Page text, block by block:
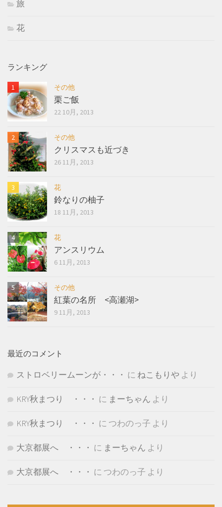
旅
花
ランキング
その他
栗ご飯
22 10月, 2013
その他
クリスマスも近づき
26 11月, 2013
花
鈴なりの柚子
18 11月, 2013
花
アンスリウム
6 11月, 2013
その他
紅葉の名所 <高瀬湖>
9 11月, 2013
最近のコメント
ストロベリームーンが・・・ に ねこもりや より
KRY秋まつり ・・・ に まーちゃん より
KRY秋まつり ・・・ に つわのっ子 より
大京都展へ ・・・ に まーちゃん より
大京都展へ ・・・ に つわのっ子 より